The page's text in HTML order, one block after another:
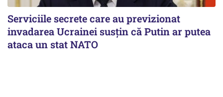
Serviciile secrete care au previzionat
invadarea Ucrainei susțin că Putin ar putea
ataca un stat NATO